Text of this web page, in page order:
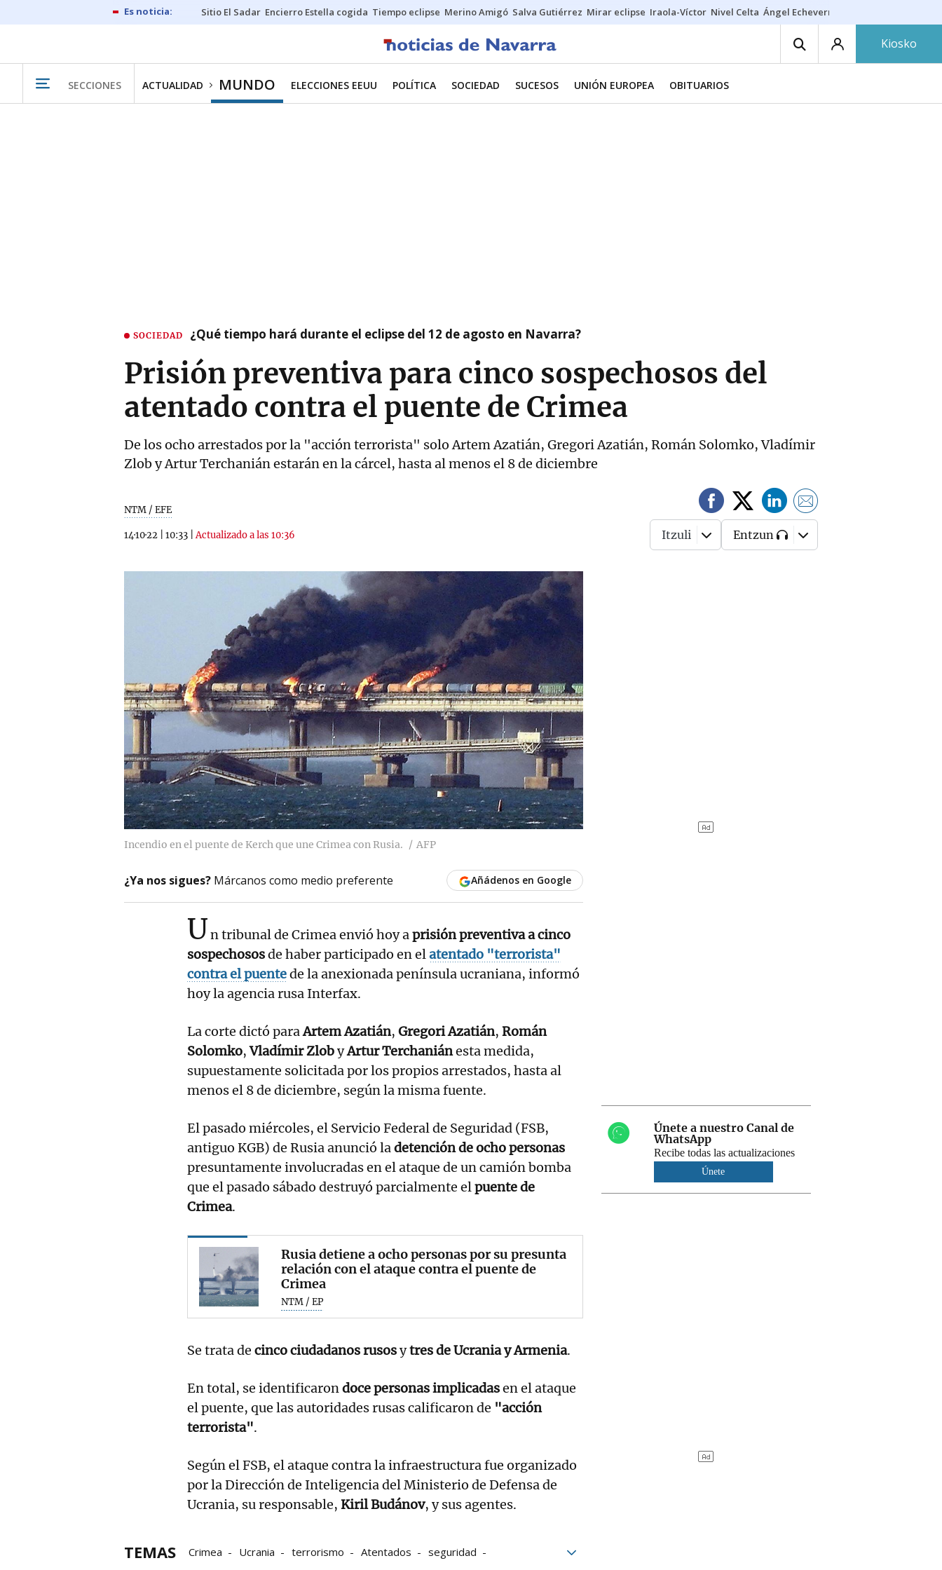
Sitio El Sadar Encierro Estella cogida Tiempo eclipse Merino Amigó Salva Gutiérrez Mirar eclipse Iraola-Víctor Nivel Celta Ángel Echeverría
Kiosko
SECCIONES ACTUALIDAD MUNDO ELECCIONES EEUU POLÍTICA SOCIEDAD SUCESOS UNIÓN EUROPEA OBITUARIOS
SOCIEDAD ¿Qué tiempo hará durante el eclipse del 12 de agosto en Navarra?
Prisión preventiva para cinco sospechosos del
atentado contra el puente de Crimea
De los ocho arrestados por la "acción terrorista" solo Artem Azatián, Gregori Azatián, Román Solomko, Vladímir
Zlob y Artur Terchanián estarán en la cárcel, hasta al menos el 8 de diciembre
NTM / EFE
14·10·22 10:33 |Actualizado a las 10:36 Itzuli Entzun
Incendio en el puente de Kerch que une Crimea con Rusia. AFP
¿Ya nos sigues? Márcanos como medio preferente Añádenos en Google
Un tribunal de Crimea envió hoy aprisión preventiva a cinco
sospechososde haber participado en elatentado "terrorista"
contra el puentede la anexionada península ucraniana, informó
hoy la agencia rusa Interfax.
La corte dictó paraArtem Azatián, Gregori Azatián, Román
Solomko,Vladímir ZlobyArtur Terchaniánesta medida,
supuestamente solicitada por los propios arrestados, hasta al
menos el 8 de diciembre, según la misma fuente.
El pasado miércoles, el Servicio Federal de Seguridad (FSB,
antiguo KGB) de Rusia anunció ladetención de ocho personas
presuntamente involucradas en el ataque de un camión bomba
que el pasado sábado destruyó parcialmente elpuente de
Crimea.
Rusia detiene a ocho personas por su presunta
relación con el ataque contra el puente de
Crimea
NTM / EP
Se trata de cinco ciudadanos rusosytres de Ucrania y Armenia.
En total, se identificarondoce personas implicadasen el ataque
el puente, que las autoridades rusas calificaron de "acción
terrorista".
Según el FSB, el ataque contra la infraestructura fue organizado
por la Dirección de Inteligencia del Ministerio de Defensa de
Ucrania, su responsable, Kiril Budánov, y sus agentes.
TEMAS Crimea Ucrania terrorismo Atentados
seguridad
Únete a nuestro Canal de
WhatsApp
Recibe todas las actualizaciones
Únete